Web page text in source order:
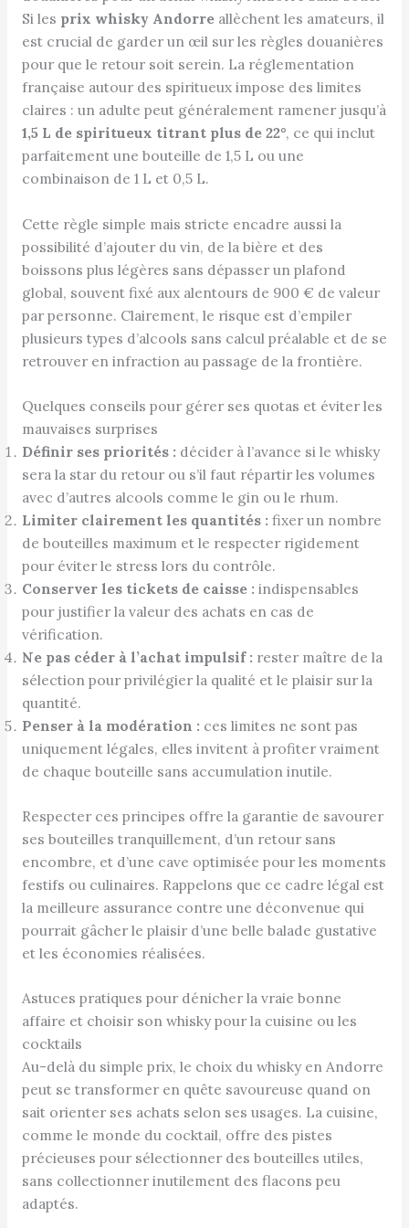
Si les prix whisky Andorreallèchent les amateurs, il
est crucial de garder un œil sur les règles douanières
pour que le retour soit serein. La réglementation
française autour des spiritueux impose des limites
claires : un adulte peut généralement ramener jusqu’à
1,5 L de spiritueux titrant plus de 22°, ce qui inclut
parfaitement une bouteille de 1,5 L ou une
combinaison de 1 L et 0,5 L.
Cette règle simple mais stricte encadre aussi la
possibilité d’ajouter du vin, de la bière et des
boissons plus légères sans dépasser un plafond
global, souvent fixé aux alentours de 900 € de valeur
par personne. Clairement, le risque est d’empiler
plusieurs types d’alcools sans calcul préalable et de se
retrouver en infraction au passage de la frontière.
Quelques conseils pour gérer ses quotas et éviter les
mauvaises surprises
Définir ses priorités : décider à l’avance si le whisky
sera la star du retour ou s’il faut répartir les volumes
avec d’autres alcools comme le gin ou le rhum.
Limiter clairement les quantités : fixer un nombre
de bouteilles maximum et le respecter rigidement
pour éviter le stress lors du contrôle.
Conserver les tickets de caisse : indispensables
pour justifier la valeur des achats en cas de
vérification.
Ne pas céder à l’achat impulsif : rester maître de la
sélection pour privilégier la qualité et le plaisir sur la
quantité.
Penser à la modération : ces limites ne sont pas
uniquement légales, elles invitent à profiter vraiment
de chaque bouteille sans accumulation inutile.
Respecter ces principes offre la garantie de savourer
ses bouteilles tranquillement, d’un retour sans
encombre, et d’une cave optimisée pour les moments
festifs ou culinaires. Rappelons que ce cadre légal est
la meilleure assurance contre une déconvenue qui
pourrait gâcher le plaisir d’une belle balade gustative
et les économies réalisées.
Astuces pratiques pour dénicher la vraie bonne
affaire et choisir son whisky pour la cuisine ou les
cocktails
Au-delà du simple prix, le choix du whisky en Andorre
peut se transformer en quête savoureuse quand on
sait orienter ses achats selon ses usages. La cuisine,
comme le monde du cocktail, offre des pistes
précieuses pour sélectionner des bouteilles utiles,
sans collectionner inutilement des flacons peu
adaptés.